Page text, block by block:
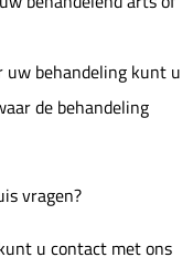
uw behandeling kunt u
de behandeling
vragen?
u contact met ons